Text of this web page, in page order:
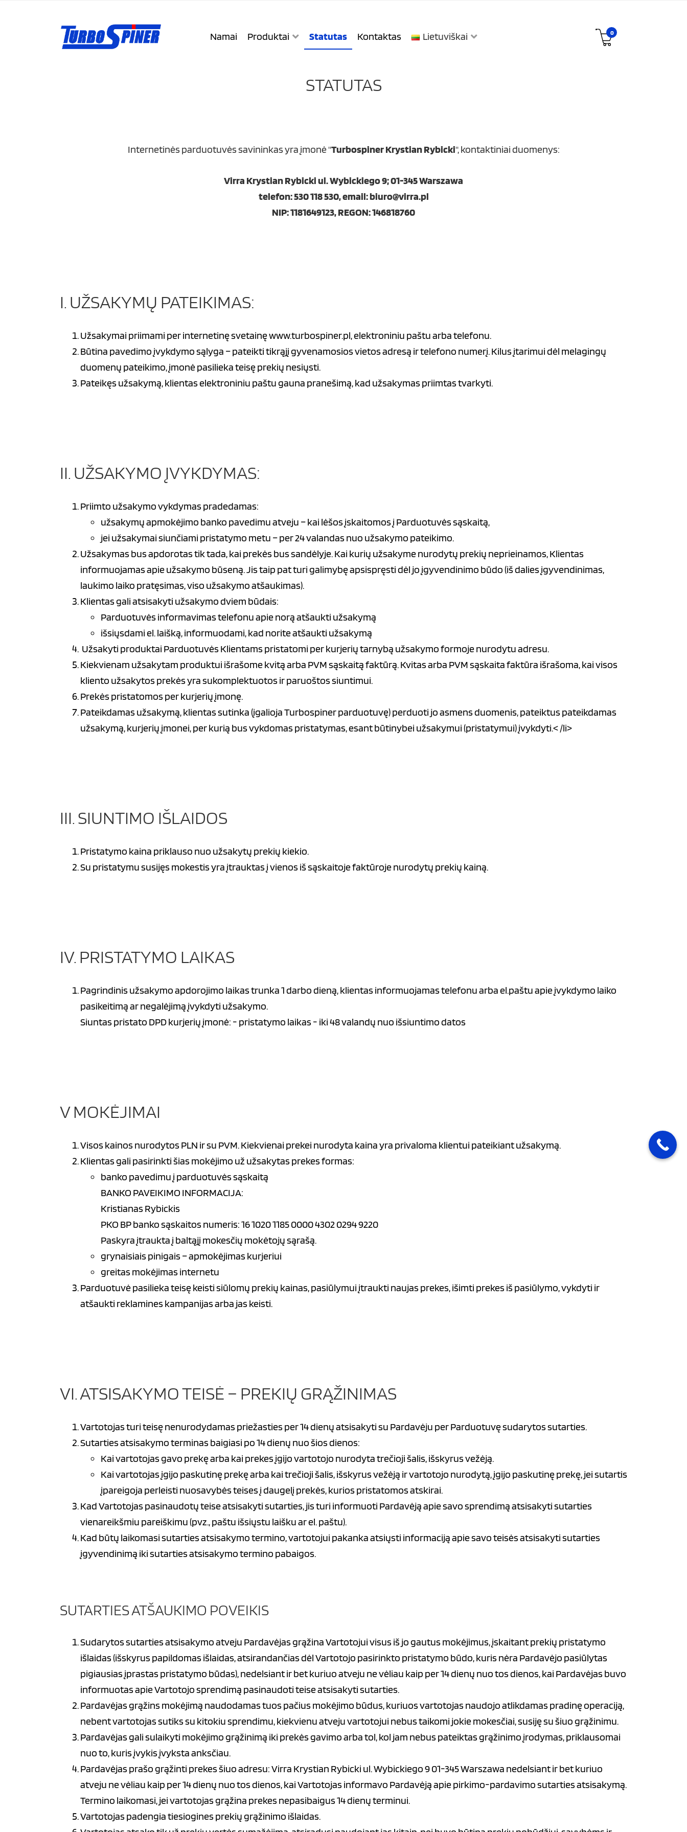
Namai Produktai Statutas Kontaktas Lietuviškai 0
STATUTAS
Internetinės parduotuvės savininkas yra įmonė "Turbospiner Krystian Rybicki", kontaktiniai duomenys:
Virra Krystian Rybicki ul. Wybickiego 9; 01-345 Warszawa
telefon: 530 118 530, email: biuro@virra.pl
NIP: 1181649123, REGON: 146818760
I. UŽSAKYMŲ PATEIKIMAS:
Užsakymai priimami per internetinę svetainę www.turbospiner.pl, elektroniniu paštu arba telefonu.
Būtina pavedimo įvykdymo sąlyga – pateikti tikrąjį gyvenamosios vietos adresą ir telefono numerį. Kilus įtarimui dėl melagingų
duomenų pateikimo, įmonė pasilieka teisę prekių nesiųsti.
Pateikęs užsakymą, klientas elektroniniu paštu gauna pranešimą, kad užsakymas priimtas tvarkyti.
II. UŽSAKYMO ĮVYKDYMAS:
Priimto užsakymo vykdymas pradedamas:
užsakymų apmokėjimo banko pavedimu atveju – kai lėšos įskaitomos į Parduotuvės sąskaitą,
jei užsakymai siunčiami pristatymo metu – per 24 valandas nuo užsakymo pateikimo.
Užsakymas bus apdorotas tik tada, kai prekės bus sandėlyje. Kai kurių užsakyme nurodytų prekių neprieinamos, Klientas
informuojamas apie užsakymo būseną. Jis taip pat turi galimybę apsispręsti dėl jo įgyvendinimo būdo (iš dalies įgyvendinimas,
laukimo laiko pratęsimas, viso užsakymo atšaukimas).
Klientas gali atsisakyti užsakymo dviem būdais:
Parduotuvės informavimas telefonu apie norą atšaukti užsakymą
išsiųsdami el. laišką, informuodami, kad norite atšaukti užsakymą
Užsakyti produktai Parduotuvės Klientams pristatomi per kurjerių tarnybą užsakymo formoje nurodytu adresu.
Kiekvienam užsakytam produktui išrašome kvitą arba PVM sąskaitą faktūrą. Kvitas arba PVM sąskaita faktūra išrašoma, kai visos
kliento užsakytos prekės yra sukomplektuotos ir paruoštos siuntimui.
Prekės pristatomos per kurjerių įmonę.
Pateikdamas užsakymą, klientas sutinka (įgalioja Turbospiner parduotuvę) perduoti jo asmens duomenis, pateiktus pateikdamas
užsakymą, kurjerių įmonei, per kurią bus vykdomas pristatymas, esant būtinybei užsakymui (pristatymui) įvykdyti.< /li>
III. SIUNTIMO IŠLAIDOS
Pristatymo kaina priklauso nuo užsakytų prekių kiekio.
Su pristatymu susijęs mokestis yra įtrauktas į vienos iš sąskaitoje faktūroje nurodytų prekių kainą.
IV. PRISTATYMO LAIKAS
Pagrindinis užsakymo apdorojimo laikas trunka 1 darbo dieną, klientas informuojamas telefonu arba el.paštu apie įvykdymo laiko
pasikeitimą ar negalėjimą įvykdyti užsakymo.
Siuntas pristato DPD kurjerių įmonė: - pristatymo laikas - iki 48 valandų nuo išsiuntimo datos
V MOKĖJIMAI
Visos kainos nurodytos PLN ir su PVM. Kiekvienai prekei nurodyta kaina yra privaloma klientui pateikiant užsakymą.
Klientas gali pasirinkti šias mokėjimo už užsakytas prekes formas:
banko pavedimu į parduotuvės sąskaitą
BANKO PAVEIKIMO INFORMACIJA:
Kristianas Rybickis
PKO BP banko sąskaitos numeris: 16 1020 1185 0000 4302 0294 9220
Paskyra įtraukta į baltąjį mokesčių mokėtojų sąrašą.
grynaisiais pinigais – apmokėjimas kurjeriui
greitas mokėjimas internetu
Parduotuvė pasilieka teisę keisti siūlomų prekių kainas, pasiūlymui įtraukti naujas prekes, išimti prekes iš pasiūlymo, vykdyti ir
atšaukti reklamines kampanijas arba jas keisti.
VI. ATSISAKYMO TEISĖ – PREKIŲ GRĄŽINIMAS
Vartotojas turi teisę nenurodydamas priežasties per 14 dienų atsisakyti su Pardavėju per Parduotuvę sudarytos sutarties.
Sutarties atsisakymo terminas baigiasi po 14 dienų nuo šios dienos:
Kai vartotojas gavo prekę arba kai prekes įgijo vartotojo nurodyta trečioji šalis, išskyrus vežėją.
Kai vartotojas įgijo paskutinę prekę arba kai trečioji šalis, išskyrus vežėją ir vartotojo nurodytą, įgijo paskutinę prekę, jei sutartis
įpareigoja perleisti nuosavybės teises į daugelį prekės, kurios pristatomos atskirai.
Kad Vartotojas pasinaudotų teise atsisakyti sutarties, jis turi informuoti Pardavėją apie savo sprendimą atsisakyti sutarties
vienareikšmiu pareiškimu (pvz., paštu išsiųstu laišku ar el. paštu).
Kad būtų laikomasi sutarties atsisakymo termino, vartotojui pakanka atsiųsti informaciją apie savo teisės atsisakyti sutarties
įgyvendinimą iki sutarties atsisakymo termino pabaigos.
SUTARTIES ATŠAUKIMO POVEIKIS
Sudarytos sutarties atsisakymo atveju Pardavėjas grąžina Vartotojui visus iš jo gautus mokėjimus, įskaitant prekių pristatymo
išlaidas (išskyrus papildomas išlaidas, atsirandančias dėl Vartotojo pasirinkto pristatymo būdo, kuris nėra Pardavėjo pasiūlytas
pigiausias įprastas pristatymo būdas), nedelsiant ir bet kuriuo atveju ne vėliau kaip per 14 dienų nuo tos dienos, kai Pardavėjas buvo
informuotas apie Vartotojo sprendimą pasinaudoti teise atsisakyti sutarties.
Pardavėjas grąžins mokėjimą naudodamas tuos pačius mokėjimo būdus, kuriuos vartotojas naudojo atlikdamas pradinę operaciją,
nebent vartotojas sutiks su kitokiu sprendimu, kiekvienu atveju vartotojui nebus taikomi jokie mokesčiai, susiję su šiuo grąžinimu.
Pardavėjas gali sulaikyti mokėjimo grąžinimą iki prekės gavimo arba tol, kol jam nebus pateiktas grąžinimo įrodymas, priklausomai
nuo to, kuris įvykis įvyksta anksčiau.
Pardavėjas prašo grąžinti prekes šiuo adresu: Virra Krystian Rybicki ul. Wybickiego 9 01-345 Warszawa nedelsiant ir bet kuriuo
atveju ne vėliau kaip per 14 dienų nuo tos dienos, kai Vartotojas informavo Pardavėją apie pirkimo-pardavimo sutarties atsisakymą.
Termino laikomasi, jei vartotojas grąžina prekes nepasibaigus 14 dienų terminui.
Vartotojas padengia tiesiogines prekių grąžinimo išlaidas.